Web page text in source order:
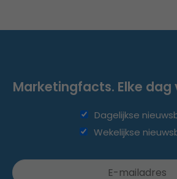
Marketingfacts. Elke dag
Dagelijkse
Wekelijkse